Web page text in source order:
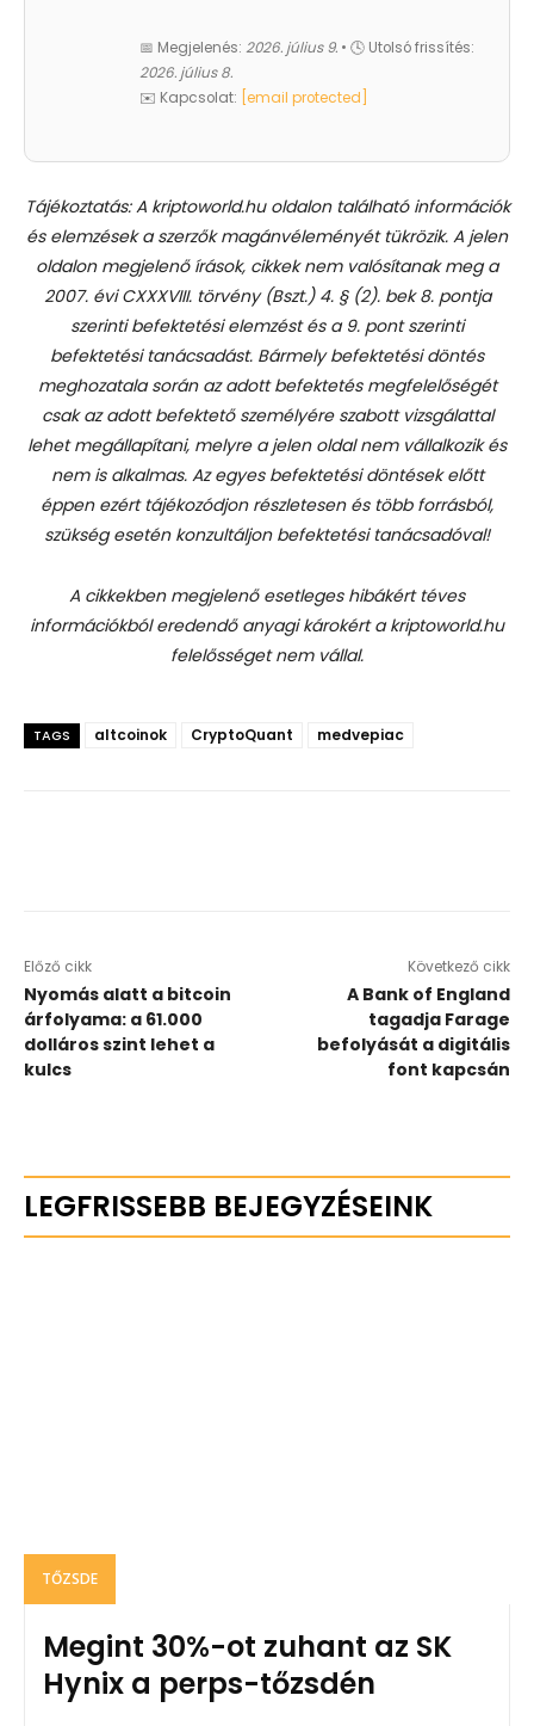
📅 Megjelenés: 2026. július 9. • 🕓 Utolsó frissítés:
2026. július 8.
✉️ Kapcsolat:
[email protected]
Tájékoztatás: A kriptoworld.hu oldalon található információk
és elemzések a szerzők magánvéleményét tükrözik. A jelen
oldalon megjelenő írások, cikkek nem valósítanak meg a
2007. évi CXXXVIII. törvény (Bszt.) 4. § (2). bek 8. pontja
szerinti befektetési elemzést és a 9. pont szerinti
befektetési tanácsadást. Bármely befektetési döntés
meghozatala során az adott befektetés megfelelőségét
csak az adott befektető személyére szabott vizsgálattal
lehet megállapítani, melyre a jelen oldal nem vállalkozik és
nem is alkalmas. Az egyes befektetési döntések előtt
éppen ezért tájékozódjon részletesen és több forrásból,
szükség esetén konzultáljon befektetési tanácsadóval!
A cikkekben megjelenő esetleges hibákért téves
információkból eredendő anyagi károkért a kriptoworld.hu
felelősséget nem vállal.
TAGS altcoinok CryptoQuant medvepiac
Előző cikk
Nyomás alatt a bitcoin
árfolyama: a 61.000
dolláros szint lehet a
kulcs
Következő cikk
A Bank of England
tagadja Farage
befolyását a digitális
font kapcsán
LEGFRISSEBB BEJEGYZÉSEINK
TŐZSDE
Megint 30%-ot zuhant az SK
Hynix a perps-tőzsdén